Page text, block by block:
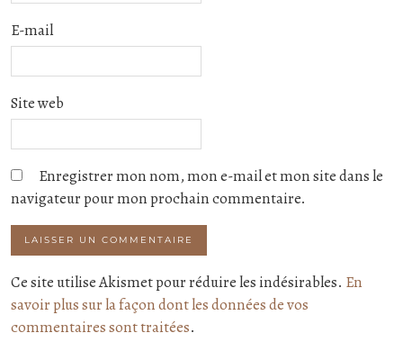
E-mail
Site web
Enregistrer mon nom, mon e-mail et mon site dans le
navigateur pour mon prochain commentaire.
Ce site utilise Akismet pour réduire les indésirables. En
savoir plus sur la façon dont les données de vos
commentaires sont traitées.